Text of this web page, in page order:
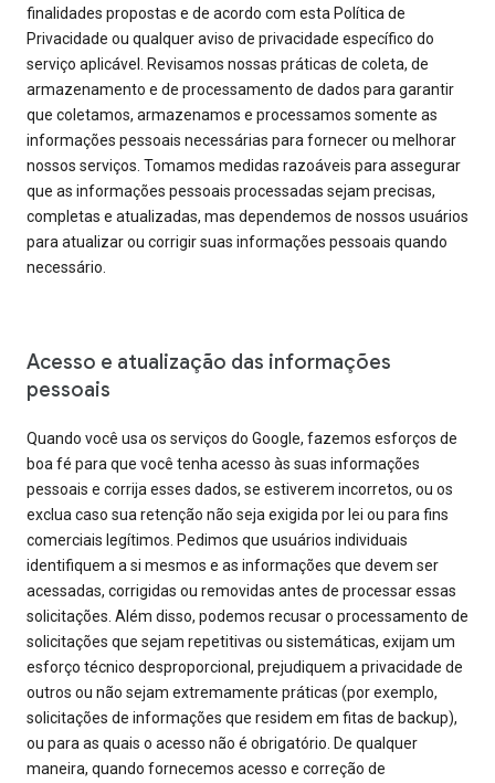
finalidades propostas e de acordo com esta Política de
Privacidade ou qualquer aviso de privacidade específico do
serviço aplicável. Revisamos nossas práticas de coleta, de
armazenamento e de processamento de dados para garantir
que coletamos, armazenamos e processamos somente as
informações pessoais necessárias para fornecer ou melhorar
nossos serviços. Tomamos medidas razoáveis para assegurar
que as informações pessoais processadas sejam precisas,
completas e atualizadas, mas dependemos de nossos usuários
para atualizar ou corrigir suas informações pessoais quando
necessário.
Acesso e atualização das informações
pessoais
Quando você usa os serviços do Google, fazemos esforços de
boa fé para que você tenha acesso às suas informações
pessoais e corrija esses dados, se estiverem incorretos, ou os
exclua caso sua retenção não seja exigida por lei ou para fins
comerciais legítimos. Pedimos que usuários individuais
identifiquem a si mesmos e as informações que devem ser
acessadas, corrigidas ou removidas antes de processar essas
solicitações. Além disso, podemos recusar o processamento de
solicitações que sejam repetitivas ou sistemáticas, exijam um
esforço técnico desproporcional, prejudiquem a privacidade de
outros ou não sejam extremamente práticas (por exemplo,
solicitações de informações que residem em fitas de backup),
ou para as quais o acesso não é obrigatório. De qualquer
maneira, quando fornecemos acesso e correção de